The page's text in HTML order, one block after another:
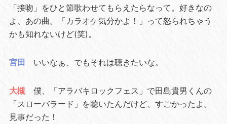
「接吻」をひと節歌わせてもらえたらなって。好きなの
よ、あの曲。「カラオケ気分かよ！」って怒られちゃう
かも知れないけど(笑)。
宮田 いいなぁ、でもそれは聴きたいな。
大槻
僕、「アラバキロックフェス」で田島貴男くんの
「スローバラード」を聴いたんだけど、すごかったよ。
見事だった！